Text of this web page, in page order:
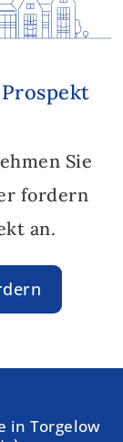
Sie
fordern
an.
in Torgelow